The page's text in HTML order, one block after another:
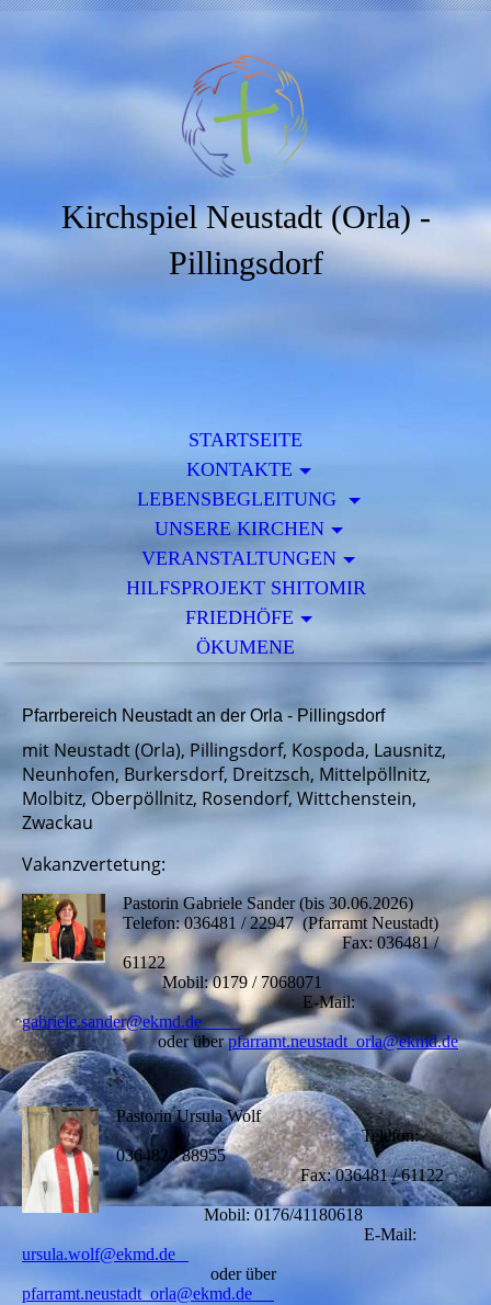
Kirchspiel Neustadt (Orla) -
Pillingsdorf
STARTSEITE
KONTAKTE
LEBENSBEGLEITUNG
UNSERE KIRCHEN
VERANSTALTUNGEN
HILFSPROJEKT SHITOMIR
FRIEDHÖFE
ÖKUMENE
Pfarrbereich Neustadt an der Orla - Pillingsdorf
mit Neustadt (Orla), Pillingsdorf, Kospoda, Lausnitz,
Neunhofen, Burkersdorf, Dreitzsch, Mittelpöllnitz,
Molbitz, Oberpöllnitz, Rosendorf, Wittchenstein,
Zwackau
Vakanzvertetung:
Pastorin Gabriele Sander (bis 30.06.2026)
Telefon: 036481 / 22947 (Pfarramt Neustadt)
Fax: 036481 /
61122
Mobil: 0179 / 7068071
E-Mail:
gabriele.sander@ekmd.de
oder über pfarramt.neustadt_orla@ekmd.de
Pastorin Ursula Wolf
Telefon:
036482 / 88955
Fax: 036481 / 61122
Mobil: 0176/41180618
E-Mail:
ursula.wolf@ekmd.de
oder über
pfarramt.neustadt_orla@ekmd.de